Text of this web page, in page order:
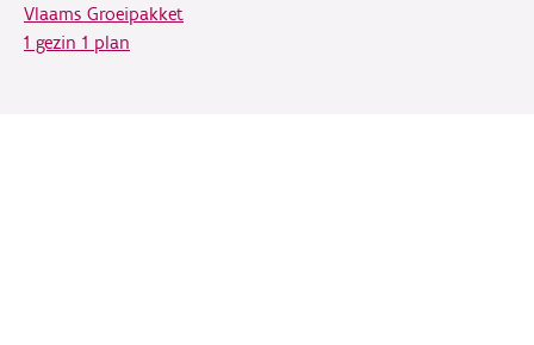
Vlaams Groeipakket
1 gezin 1 plan